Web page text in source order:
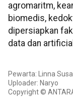
agromaritm,
biomedis,
dipersiapkan
data dan
Pewarta: Linna
Uploader: Naryo
Copyright ©